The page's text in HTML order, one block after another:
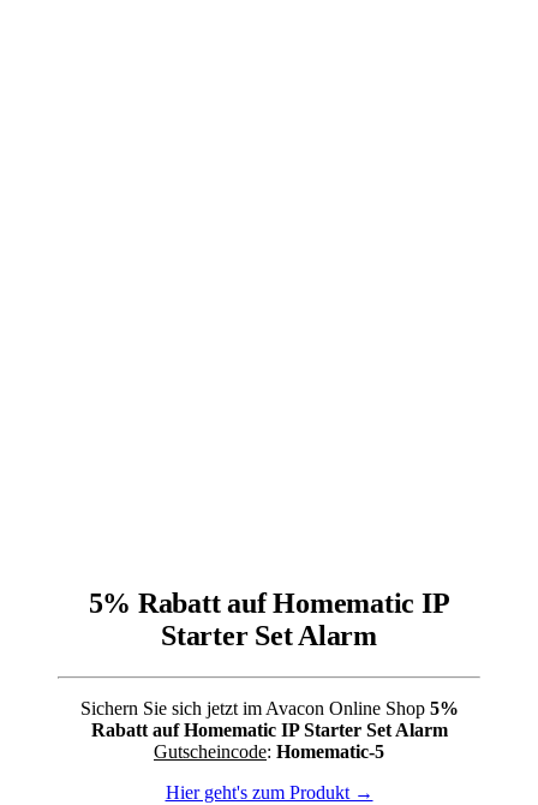
5% Rabatt auf Homematic IP
Starter Set Alarm
Sichern Sie sich jetzt im Avacon Online Shop 5%
Rabatt auf Homematic IP Starter Set Alarm
Gutscheincode: Homematic-5
Hier geht's zum Produkt →